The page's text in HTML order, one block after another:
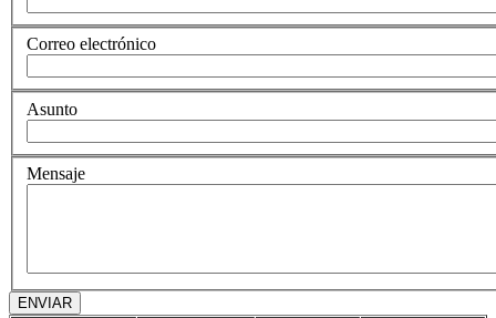
Correo electrónico
Asunto
Mensaje
ENVIAR